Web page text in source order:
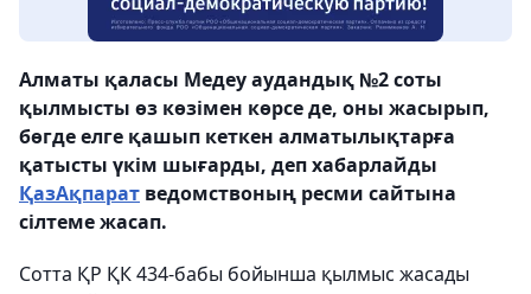
Алматы қаласы Медеу аудандық №2 соты
қылмысты өз көзімен көрсе де, оны жасырып,
бөгде елге қашып кеткен алматылықтарға
қатысты үкім шығарды, деп хабарлайды
ҚазАқпарат ведомствоның ресми сайтына
сілтеме жасап.
Сотта ҚР ҚК 434-бабы бойынша қылмыс жасады